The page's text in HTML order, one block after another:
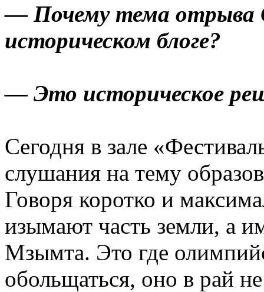
— Почему тема отрыва
историческом блоге?
— Это историческое
Сегодня в зале
слушания на тему
Говоря коротко и
изымают часть земли, а
Мзымта. Это где
обольщаться, оно в рай не